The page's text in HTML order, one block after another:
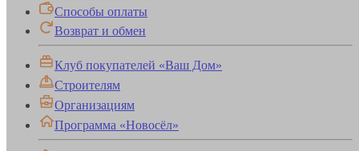
Способы оплаты
Возврат и обмен
Клуб покупателей «Ваш Дом»
Строителям
Организациям
Программа «Новосёл»